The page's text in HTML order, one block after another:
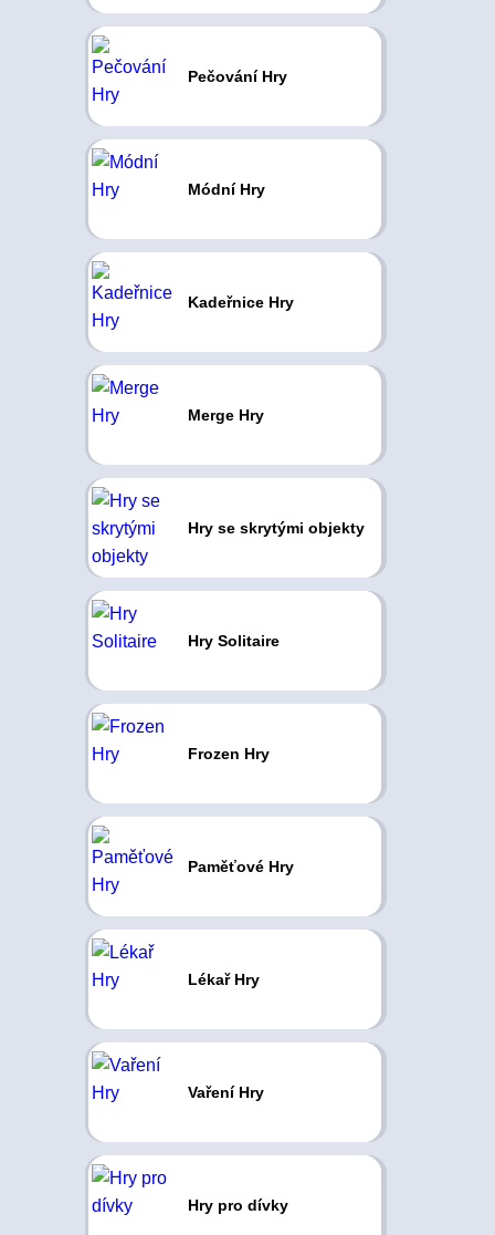
Pečování Hry
Módní Hry
Kadeřnice Hry
Merge Hry
Hry se skrytými objekty
Hry Solitaire
Frozen Hry
Paměťové Hry
Lékař Hry
Vaření Hry
Hry pro dívky